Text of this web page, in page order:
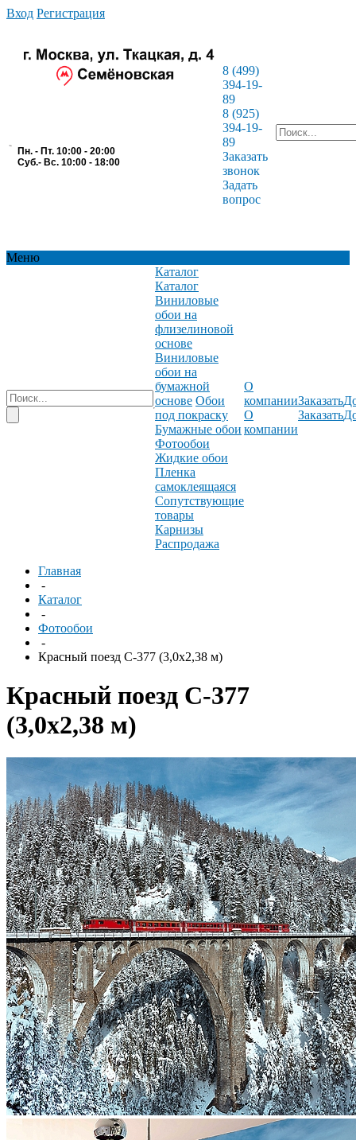
Вход Регистрация
Пн. - Пт. 10:00 - 20:00
Суб.- Вс. 10:00 - 18:00
8 (499)
394-19-
89
8 (925)
394-19-
89
Заказать
звонок
Задать
вопрос
Меню
Каталог
Каталог
Виниловые
обои на
флизелиновой
основе
Виниловые
обои на
бумажной
основе Обои
под покраску
Бумажные обои
Фотообои
Жидкие обои
Пленка
самоклеящаяся
Сопутствующие
товары
Карнизы
Распродажа
О
компании
О
компании
Заказать
Заказать
Главная
-
Каталог
-
Фотообои
-
Красный поезд C-377 (3,0х2,38 м)
Красный поезд C-377
(3,0х2,38 м)